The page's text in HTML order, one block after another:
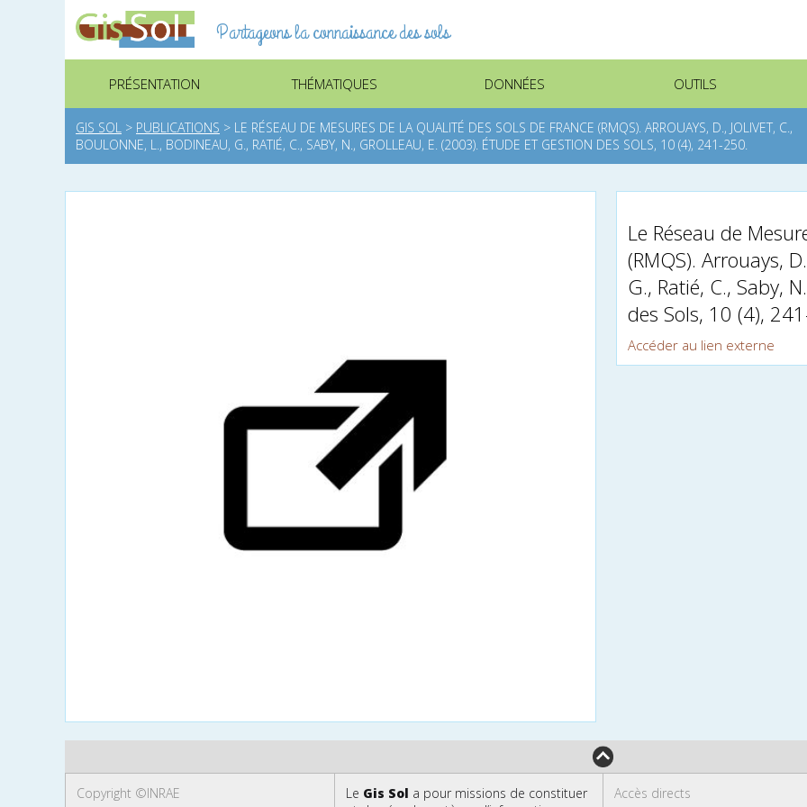
Partageons la connaissance des sols
PRÉSENTATION THÉMATIQUES DONNÉES OUTILS
GIS SOL > PUBLICATIONS > LE RÉSEAU DE MESURES DE LA QUALITÉ DES SOLS DE FRANCE (RMQS). ARROUAYS, D., JOLIVET, C.,
BOULONNE, L., BODINEAU, G., RATIÉ, C., SABY, N., GROLLEAU, E. (2003). ÉTUDE ET GESTION DES SOLS, 10 (4), 241-250.
Le Réseau de
(RMQS). Arrouays,
G., Ratié, C., Saby,
des Sols, 10 (4),
Accéder au lien externe
Copyright ©INRAE Le Gis Sol a pour missions de constituer
Accès directs